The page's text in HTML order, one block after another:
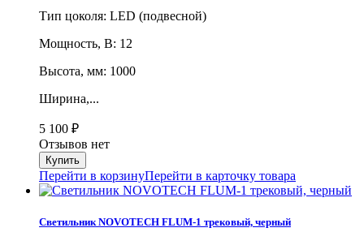
Тип цоколя: LED (подвесной)
Мощность, В: 12
Высота, мм: 1000
Ширина,...
5 100 ₽
Отзывов нет
Перейти в корзинуПерейти в карточку товара
Светильник NOVOTECH FLUM-1 трековый, черный